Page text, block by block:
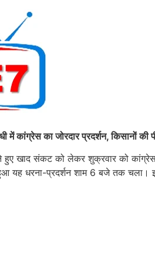
कांग्रेस का जोरदार प्रदर्शन, किसानों की
खाद संकट को लेकर शुक्रवार को कांग्रेस
धरना-प्रदर्शन शाम 6 बजे तक चला।